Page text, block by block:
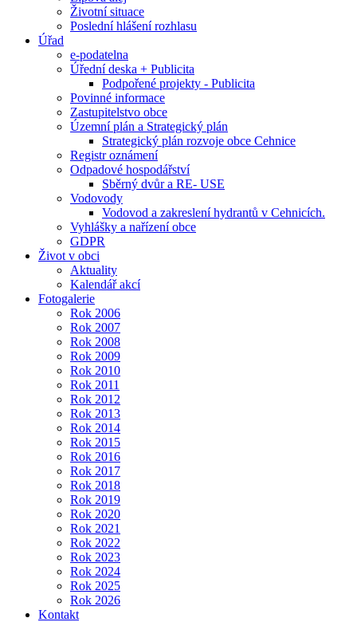
Životní situace
Poslední hlášení rozhlasu
Úřad
e-podatelna
Úřední deska + Publicita
Podpořené projekty - Publicita
Povinné informace
Zastupitelstvo obce
Územní plán a Strategický plán
Strategický plán rozvoje obce Cehnice
Registr oznámení
Odpadové hospodářství
Sběrný dvůr a RE- USE
Vodovody
Vodovod a zakreslení hydrantů v Cehnicích.
Vyhlášky a nařízení obce
GDPR
Život v obci
Aktuality
Kalendář akcí
Fotogalerie
Rok 2006
Rok 2007
Rok 2008
Rok 2009
Rok 2010
Rok 2011
Rok 2012
Rok 2013
Rok 2014
Rok 2015
Rok 2016
Rok 2017
Rok 2018
Rok 2019
Rok 2020
Rok 2021
Rok 2022
Rok 2023
Rok 2024
Rok 2025
Rok 2026
Kontakt